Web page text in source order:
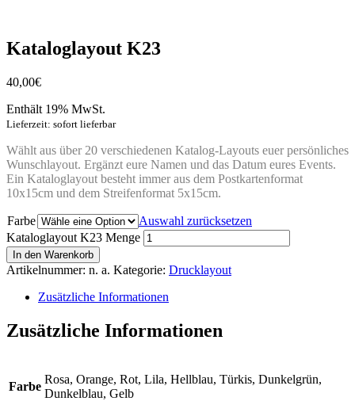
Kataloglayout K23
40,00€
Enthält 19% MwSt.
Lieferzeit: sofort lieferbar
Wählt aus über 20 verschiedenen Katalog-Layouts euer persönliches
Wunschlayout. Ergänzt eure Namen und das Datum eures Events.
Ein Kataloglayout besteht immer aus dem Postkartenformat
10x15cm und dem Streifenformat 5x15cm.
Farbe
Auswahl zurücksetzen
Kataloglayout K23 Menge
In den Warenkorb
Artikelnummer: n. a. Kategorie: Drucklayout
Zusätzliche Informationen
Zusätzliche Informationen
Farbe
Rosa, Orange, Rot, Lila, Hellblau, Türkis, Dunkelgrün,
Dunkelblau, Gelb